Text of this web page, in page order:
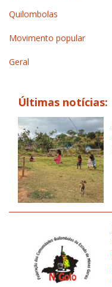
Quilombolas
Movimento popular
Geral
Últimas notícias: